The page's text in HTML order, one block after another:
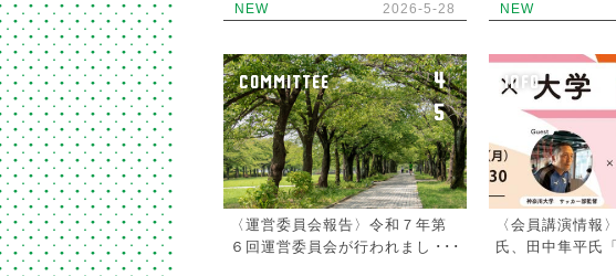
NEW 2026-5-28 NEW
COMMITTEE
4
5
〈運営委員会報告〉令和７年第
６回運営委員会が行われまし
INFO
〈会員講演情報
氏、田中隼平氏